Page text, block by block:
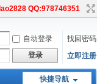
QQ:978746351
自动登录
找回密码
登录 立即注册
快捷导航